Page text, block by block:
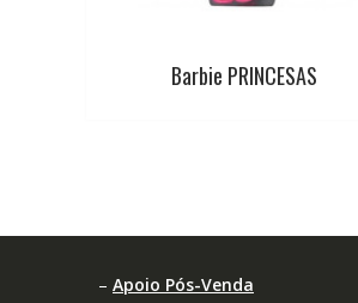
Barbie PRINCESAS
– Apoio Pós-Venda